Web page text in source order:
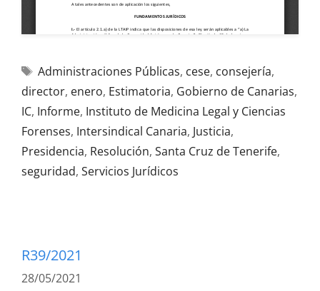
Administraciones Públicas, cese, consejería,
director, enero, Estimatoria, Gobierno de Canarias,
IC, Informe, Instituto de Medicina Legal y Ciencias
Forenses, Intersindical Canaria, Justicia,
Presidencia, Resolución, Santa Cruz de Tenerife,
seguridad, Servicios Jurídicos
R39/2021
28/05/2021